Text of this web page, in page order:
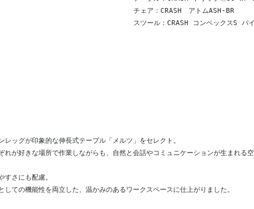
チェア：CRASH　アトムASH-BR
スツール：CRASH コンベックスS パ
ッグが印象的な伸長式テーブル「メルツ」をセレクト。
が好きな場所で作業しながらも、自然と会話やコミュニケーションが生まれる空
さにも配慮。
ての機能性を両立した、温かみのあるワークスペースに仕上がりました。